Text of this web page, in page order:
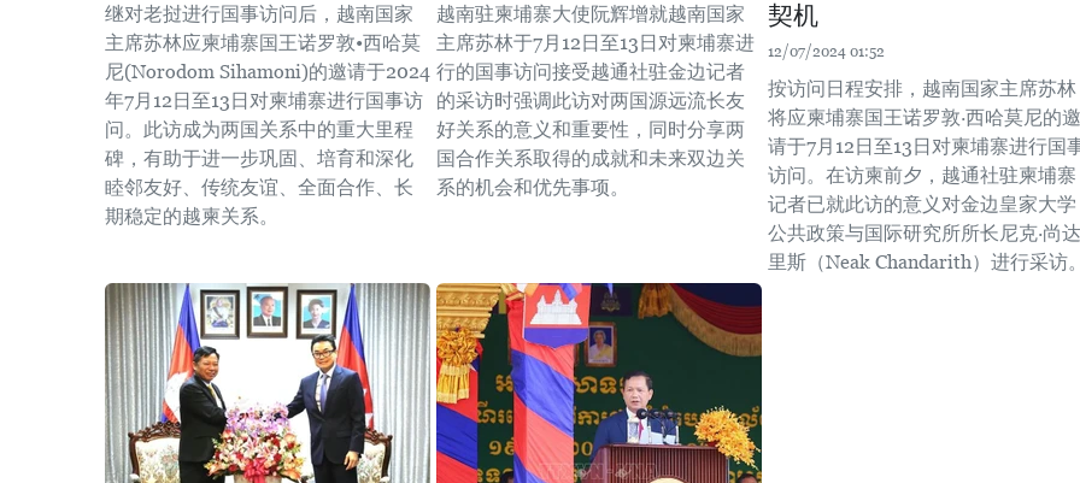
继对老挝进行国事访问后，越南国家
主席苏林应柬埔寨国王诺罗敦•西哈莫
尼(Norodom Sihamoni)的邀请于2024
年7月12日至13日对柬埔寨进行国事访
问。此访成为两国关系中的重大里程
碑，有助于进一步巩固、培育和深化
睦邻友好、传统友谊、全面合作、长
期稳定的越柬关系。
越南驻柬埔寨大使阮辉增就越南国家
主席苏林于7月12日至13日对柬埔寨进
行的国事访问接受越通社驻金边记者
的采访时强调此访对两国源远流长友
好关系的意义和重要性，同时分享两
国合作关系取得的成就和未来双边关
系的机会和优先事项。 ​
契机
12/07/2024 01:52
按访问日程安排，越南国家主席苏林
将应柬埔寨国王诺罗敦·西哈莫尼的邀
请于7月12日至13日对柬埔寨进行国
访问。在访柬前夕，越通社驻柬埔寨
记者已就此访的意义对金边皇家大学
公共政策与国际研究所所长尼克·尚达
里斯（Neak Chandarith）进行采访。